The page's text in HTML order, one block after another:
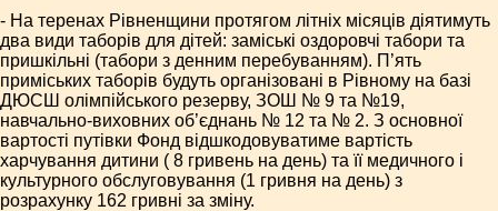
- На теренах Рівненщини протягом літніх місяців діятимуть
два види таборів для дітей: заміські оздоровчі табори та
пришкільні (табори з денним перебуванням). П’ять
приміських таборів будуть організовані в Рівному на базі
ДЮСШ олімпійського резерву, ЗОШ № 9 та №19,
навчально-виховних об’єднань № 12 та № 2. З основної
вартості путівки Фонд відшкодовуватиме вартість
харчування дитини ( 8 гривень на день) та її медичного і
культурного обслуговування (1 гривня на день) з
розрахунку 162 гривні за зміну.